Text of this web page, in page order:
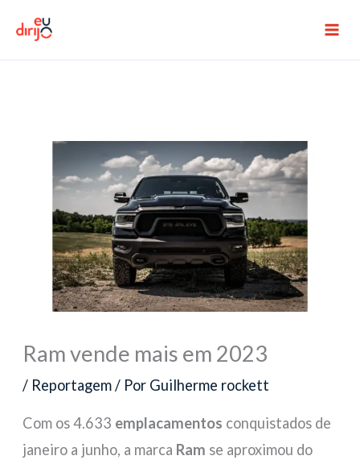
para
o
Ram vende mais em 2023
/ Reportagem/ Por Guilherme rockett
Com os 4.633 emplacamentos conquistados de
janeiro a junho, a marca Ram se aproximou do